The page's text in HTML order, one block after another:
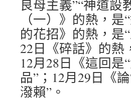
良母主義”“神道設
（一）》的熱，
的花招》的熱，是
22日《碎話》的熱
12月28日《這回是
品”；12月29日《
潑賴”。